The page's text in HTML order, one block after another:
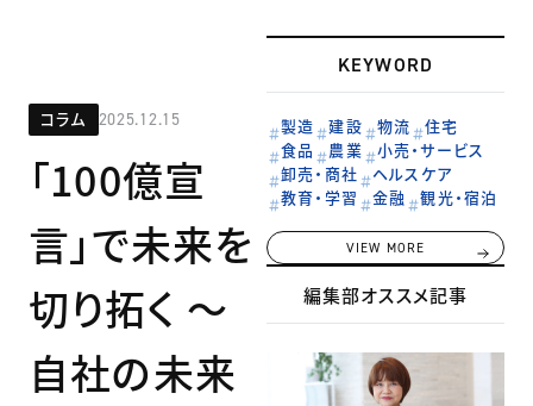
コラム 2025.12.15
「100億宣
言」で未来を
切り拓く ～
自社の未来
KEYWORD
製造 建設 物流
住宅
食品
農業
小売・サービス
卸売・商社
ヘルスケア
教育・学習
金融 観光・宿泊
VIEW MORE
編集部オススメ記事